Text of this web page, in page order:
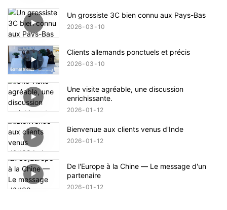
Un grossiste 3C bien connu aux Pays-Bas
2026 03 10
Clients allemands ponctuels et précis
2026 03 10
Une visite agréable, une discussion
enrichissante.
2026 01 12
Bienvenue aux clients venus d'Inde
2026 01 12
De l'Europe à la Chine — Le message d'un
partenaire
2026 01 12